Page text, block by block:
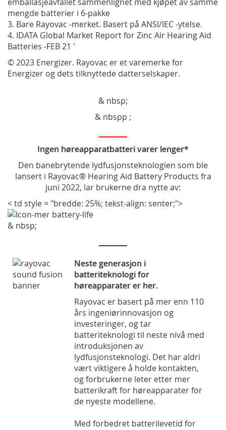
emballasjeavfallet sammenlignet med kjøpet av samme
mengde batterier i 6-pakke
3. Bare Rayovac -merket. Basert på ANSI/IEC -ytelse.
4. IDATA Global Market Report for Zinc Air Hearing Aid
Batteries -FEB 21 '
© 2023 Energizer. Rayovac er et varemerke for
Energizer og dets tilknyttede datterselskaper.
& nbsp;
& nbspp ;
Ingen høreapparatbatteri varer lenger*
Den banebrytende lydfusjonsteknologien som ble
lansert i Rayovac® Hearing Aid Battery Products fra
juni 2022, lar brukerne dra nytte av:
< td style = "bredde: 25%; tekst-align: senter;">
& nbsp;
Neste generasjon i
batteriteknologi for
høreapparater er her.
Rayovac er basert på mer enn 110
års ingeniørinnovasjon og
investeringer, og tar
batteriteknologi til neste nivå med
introduksjonen av
lydfusjonsteknologi. Det har aldri
vært viktigere å holde kontakten,
og forbrukerne leter etter mer
batterikraft for høreapparater for
de nyeste modellene.
Med forbedret batterilevetid for